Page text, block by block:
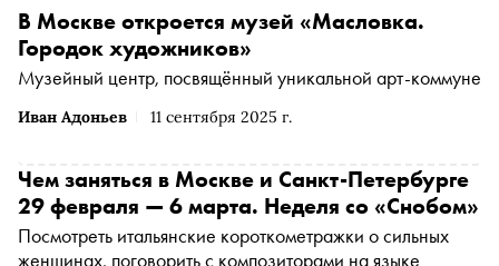
Иван Адоньев 11 сентября 2025 г.
В Москве откроется музей «Масловка.
Городок художников»
Музейный центр, посвящённый уникальной арт-коммуне
Чем заняться в Москве и Санкт-Петербурге
29 февраля — 6 марта. Неделя со «Снобом»
Посмотреть итальянские короткометражки о сильных
женщинах, поговорить с композиторами на языке